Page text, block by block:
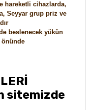
hareketli cihazlarda,
Seyyar grup priz ve
beslenecek yükün
sitemizde